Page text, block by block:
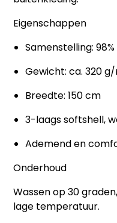
Eigenschappen
Samenstelling:
Gewicht: ca. 320 g/
Breedte: 150 cm
3-laags softshell,
Ademend en
Onderhoud
Wassen op 30
lage temperatuur.